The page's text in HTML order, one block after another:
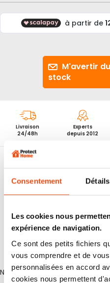
Consentement Détails
Les cookies nous
expérience de navigation.
Ce sont des petits fichiers
vous comprendre et de
personnalisées en accord
cookies nous permettent
d’images
Différence prix entre
40Boutonx50 ==> l'ensemble
différence
M'avertir
stock
Livraison
24/48h
Experts
depuis 2012
Produit
Non